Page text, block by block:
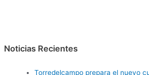
Noticias Recientes
Torredelcampo prepara el nuevo